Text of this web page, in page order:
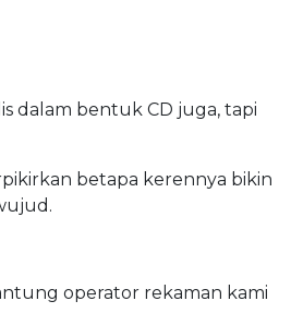
dalam bentuk CD juga, tapi
betapa kerennya bikin
operator rekaman kami